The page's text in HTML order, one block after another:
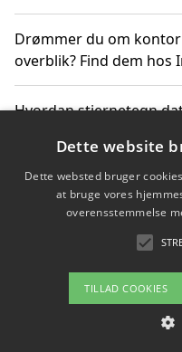
Drømmer du om
overblik? Find dem hos
Hvordan stjernetegn
Bæredygtige gadgets
Om / kontakt
Dette website
Dette websted bruger
at bruge vores
overensstemmelse
TILLAD COOKIES